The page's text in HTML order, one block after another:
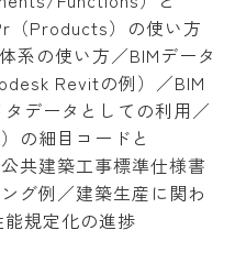
（Products）の使い方
系の使い方／BIMデータ
Revitの例）／BIM
データとしての利用／
の細目コードと
共建築工事標準仕様書
グ例／建築生産に関わ
能規定化の進捗